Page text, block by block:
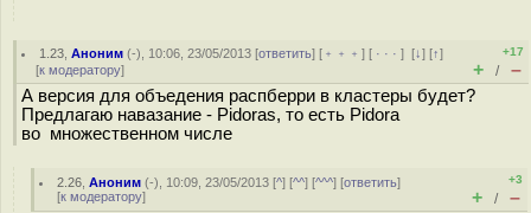
1.23 ,Аноним (-), 10:06, 23/05/2013 [ответить] [ ﹢﹢﹢] [ · · ·][↓] [↑]
[к модератору]
+17
+ / –
А версия для объедения распберри в кластеры будет?
Предлагаю навазание - Pidoras, то есть Pidora
во множественном числе
2.26 ,Аноним (-), 10:09, 23/05/2013 [^] [^^] [^^^] [ответить]
[к модератору]
+3
+ / –